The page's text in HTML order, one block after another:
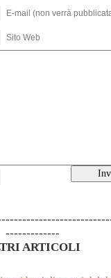
E-mail (non verrà
Sito Web
-------------
ARTICOLI